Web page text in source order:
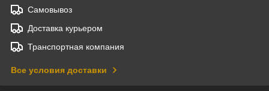
Самовывоз
Доставка курьером
Транспортная компания
Все условия доставки